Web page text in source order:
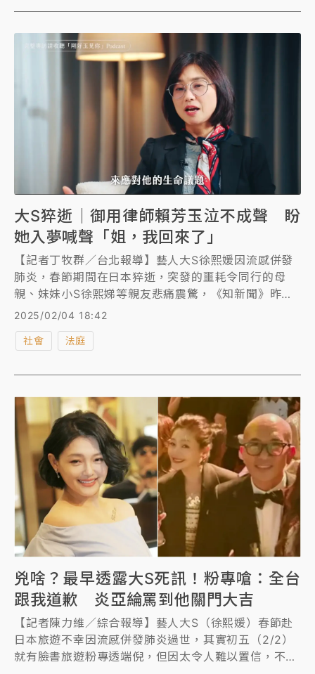
大S猝逝｜御用律師賴芳玉泣不成聲 盼
她入夢喊聲「姐，我回來了」
【記者丁牧群／台北報導】藝人大S徐熙媛因流感併發
肺炎，春節期間在日本猝逝，突發的噩耗令同行的母
親、妹妹小S徐熙娣等親友悲痛震驚，《知新聞》昨聯
繫曾幫大S處理離婚相關訴訟的知名律師賴芳玉，她難
僅對記者表示：「你知道我的心情的。」賴芳玉昨晚輾
聽到大S一如往常在電話中對她說：「姐，我回來
了。」
2025/02/04 18:42
社會 法庭
兇啥？最早透露大S死訊！粉專嗆：全台
跟我道歉 炎亞綸罵到他關門大吉
【記者陳力維／綜合報導】藝人大S（徐熙媛）春節赴
日本旅遊不幸因流感併發肺炎過世，其實初五（2/2）
就有臉書旅遊粉專透端倪，但因太令人難以置信，不少